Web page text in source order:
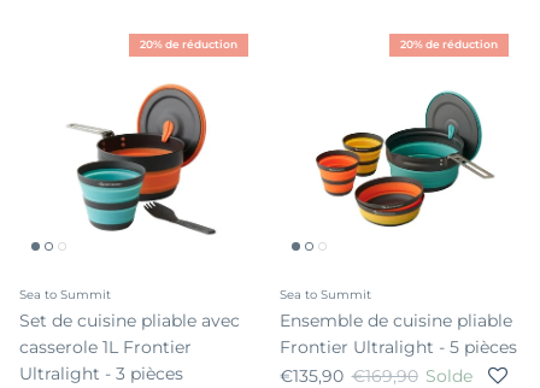
20% de réduction
Sea to Summit
Set de cuisine pliable avec
casserole 1L Frontier
Ultralight - 3 pièces
20% de réduction
Sea to Summit
Ensemble de cuisine pliable
Frontier Ultralight - 5 pièces
Prix soldé
€135,90 Prix habituel
€169,90 Solde